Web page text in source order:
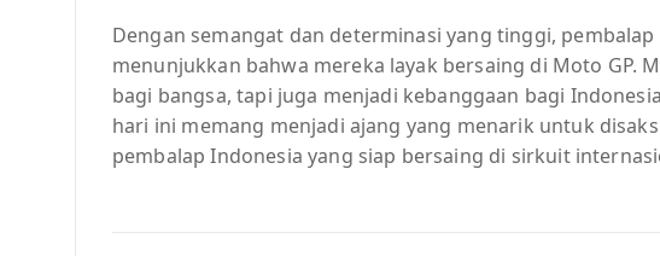
Dengan semangat dan determinasi yang tinggi,
menunjukkan bahwa mereka layak bersaing di Moto GP.
bagi bangsa, tapi juga menjadi kebanggaan bagi
hari ini memang menjadi ajang yang menarik untuk
pembalap Indonesia yang siap bersaing di sirkuit